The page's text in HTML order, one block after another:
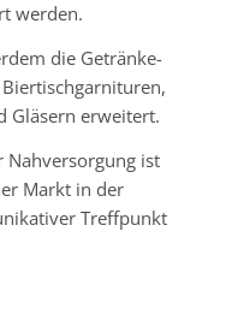
werden.
die Getränke-
Gläsern erweitert.
Nahversorgung ist
Markt in der
Treffpunkt